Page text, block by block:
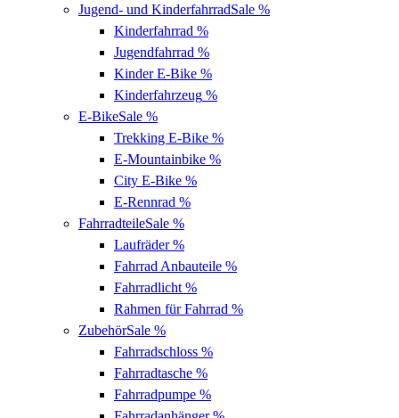
Jugend- und KinderfahrradSale %
Kinderfahrrad %
Jugendfahrrad %
Kinder E-Bike %
Kinderfahrzeug %
E-BikeSale %
Trekking E-Bike %
E-Mountainbike %
City E-Bike %
E-Rennrad %
FahrradteileSale %
Laufräder%
Fahrrad Anbauteile %
Fahrradlicht %
Rahmen für Fahrrad %
ZubehörSale %
Fahrradschloss %
Fahrradtasche %
Fahrradpumpe %